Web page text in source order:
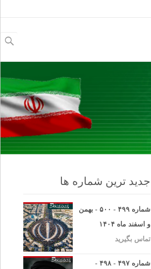
برای:
جدید ترین شماره ها
شماره ۴۹۹ - ۵۰۰ - بهمن
و اسفند ماه ۱۴۰۴
تماس بگیرید
شماره ۴۹۷ - ۴۹۸ -